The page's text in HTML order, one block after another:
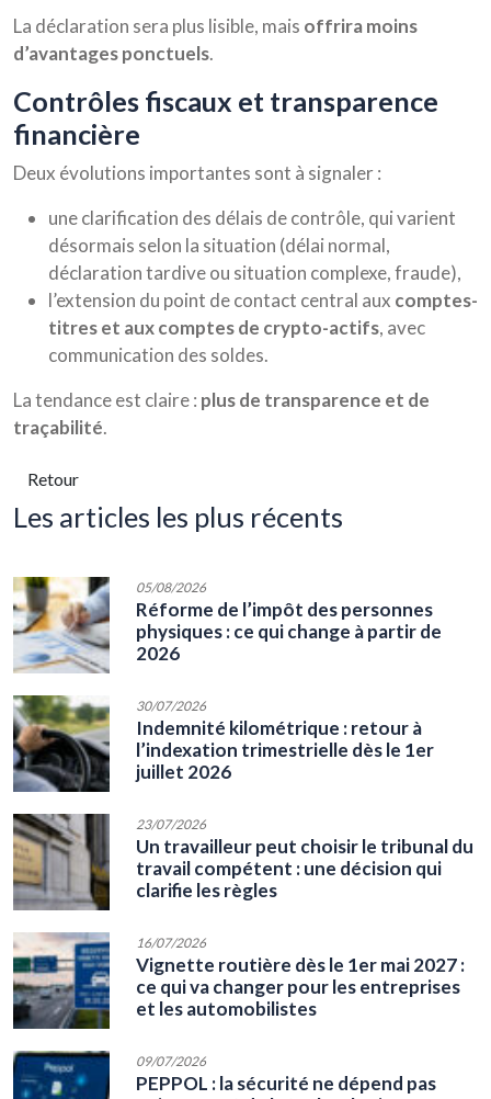
La déclaration sera plus lisible, mais offrira moins
d’avantages ponctuels.
contrôles fiscaux et transparence
financière
Deux évolutions importantes sont à signaler :
une clarification des délais de contrôle, qui varient
désormais selon la situation (délai normal,
déclaration tardive ou situation complexe, fraude),
l’extension du point de contact central aux comptes-
titres et aux comptes de crypto-actifs, avec
communication des soldes.
La tendance est claire : plus de transparence et de
traçabilité.
Retour
les articles les plus récents
05/08/2026
Réforme de l’impôt des personnes
physiques : ce qui change à partir de
2026
30/07/2026
Indemnité kilométrique : retour à
l’indexation trimestrielle dès le 1er
juillet 2026
23/07/2026
Un travailleur peut choisir le tribunal du
travail compétent : une décision qui
clarifie les règles
16/07/2026
Vignette routière dès le 1er mai 2027 :
ce qui va changer pour les entreprises
et les automobilistes
09/07/2026
PEPPOL : la sécurité ne dépend pas